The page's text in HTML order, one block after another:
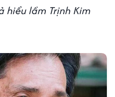
hiểu lầm Trịnh Kim